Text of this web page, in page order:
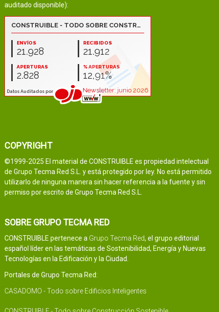
auditado disponible):
COPYRIGHT
©1999-2025 El material de CONSTRUIBLE es propiedad intelectual
de Grupo Tecma Red S.L. y está protegido por ley. No está permitido
utilizarlo de ninguna manera sin hacer referencia a la fuente y sin
permiso por escrito de Grupo Tecma Red S.L.
SOBRE GRUPO TECMA RED
CONSTRUIBLE pertenece a Grupo Tecma Red, el grupo editorial
español líder en las temáticas de Sostenibilidad, Energía y Nuevas
Tecnologías en la Edificación y la Ciudad.
Portales de Grupo Tecma Red:
CASADOMO - Todo sobre Edificios Inteligentes